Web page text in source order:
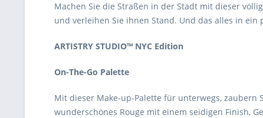
Machen Sie die Straßen in der Stadt mit dieser
und verleihen Sie ihnen Stand. Und das alles in ein
ARTISTRY STUDIO™ NYC Edition
On-The-Go Palette
Mit dieser Make-up-Palette für unterwegs,
wunderschönes Rouge mit einem seidigen Finish,